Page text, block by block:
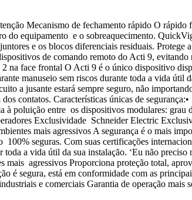
Mecanismo de fechamento rápido O
do equipamento e o sobreaquecimento.
e os blocos diferenciais residuais.
de comando remoto do Acti 9,
na face frontal O Acti 9 é o único dispositivo
manuseio sem riscos durante toda a vida útil
a jusante estará sempre seguro, não
contatos. Características únicas de
poluição entre os dispositivos modulares:
Exclusividade Schneider Electric
mais agressivos A segurança é o mais
seguras. Com suas certificações
a vida útil da sua instalação. ‘Eu não
mais agressivos Proporciona proteção total,
é segura, está em conformidade com as
e comerciais Garantia de operação